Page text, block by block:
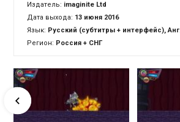
Издатель: imaginite Ltd
Дата выхода: 13 июня 2016
Язык: Русский (субтитры + интерфейс), Английский (субтитры + интерфейс)
Регион: Россия + СНГ